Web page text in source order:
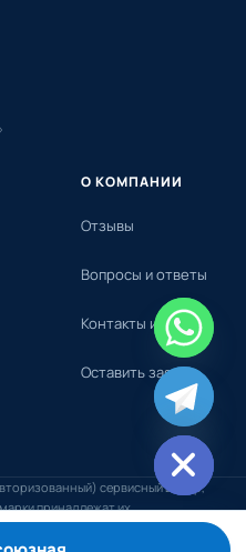
О КОМПАНИИ
Отзывы
Вопросы и ответы
Контакты и адреса
Оставить заявку
сервисный центр,
принадлежат их
Hide
chaty